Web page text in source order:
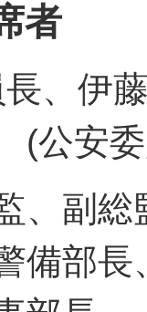
者
、伊
公安委
、副総
備部長